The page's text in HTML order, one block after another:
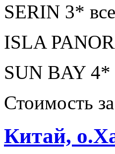
SERIN 3*
ISLA
SUN BAY 4*
Стоимость
Китай,